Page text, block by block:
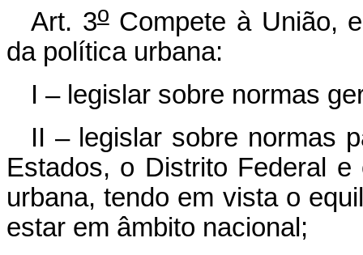
Art. 3oCompete à União,
da política urbana:
I – legislar sobre normas
II – legislar sobre normas
Estados, o Distrito Federal
urbana, tendo em vista o
estar em âmbito nacional;